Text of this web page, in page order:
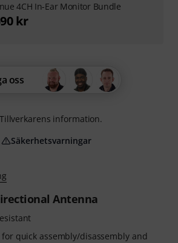
Antenna
quick assembly/disassembly and
oss
Tillverkarens information.
Säkerhetsvarningar
4CH In-Ear Monitor Bundle
kr